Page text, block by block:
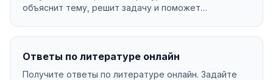
объяснит тему, решит задачу и поможет
Ответы по литературе онлайн
Получите ответы по литературе онлайн. Задайте